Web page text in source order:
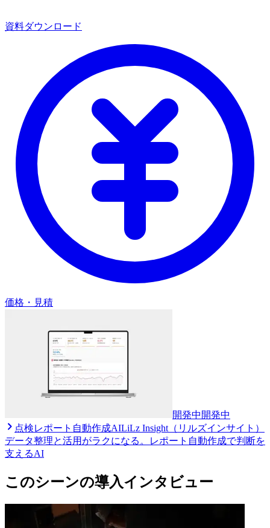
資料ダウンロード
価格・見積
開発中 開発中
点検レポート自動作成AILiLz Insight（リルズインサイト）
データ整理と活用がラクになる。レポート自動作成で判断を
支えるAI
このシーンの導入インタビュー